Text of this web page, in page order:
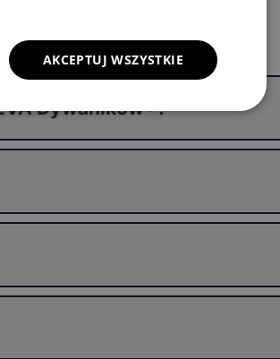
Dywaników®?
AKCEPTUJ WSZYSTKIE